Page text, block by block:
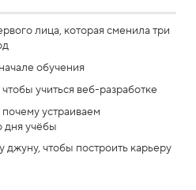
лица, которая сменила три
обучения
учиться веб-разработке
устраиваем
дня учёбы
чтобы построить карьеру